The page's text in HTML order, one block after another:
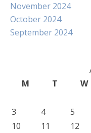
November 2024
October 2024
September 2024
M
T W
3
4 5
10
11 12